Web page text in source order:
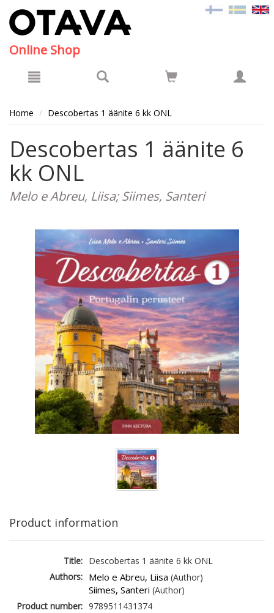
Online Shop
Home Descobertas 1 äänite 6 kk ONL
Descobertas 1 äänite 6
kk ONL
Melo e Abreu, Liisa; Siimes, Santeri
Product information
Title: Descobertas 1 äänite 6 kk ONL
Authors: Melo e Abreu, Liisa (Author)
Siimes, Santeri (Author)
Product number: 9789511431374